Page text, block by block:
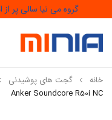
گروه می نیا سالی پر از
خانه گجت های پوشیدنی
Anker Soundcore R50i NC